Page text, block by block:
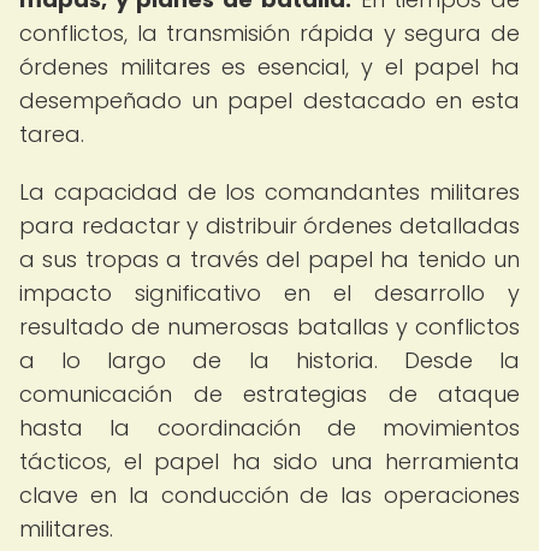
conflictos, la transmisión rápida y segura de
órdenes militares es esencial, y el papel ha
desempeñado un papel destacado en esta
tarea.
La capacidad de los comandantes militares
para redactar y distribuir órdenes detalladas
a sus tropas a través del papel ha tenido un
impacto significativo en el desarrollo y
resultado de numerosas batallas y conflictos
a lo largo de la historia. Desde la
comunicación de estrategias de ataque
hasta la coordinación de movimientos
tácticos, el papel ha sido una herramienta
clave en la conducción de las operaciones
militares.